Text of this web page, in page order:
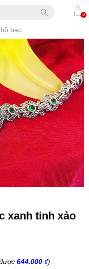
0
bạc
xanh tinh xảo
644.000 ₫)